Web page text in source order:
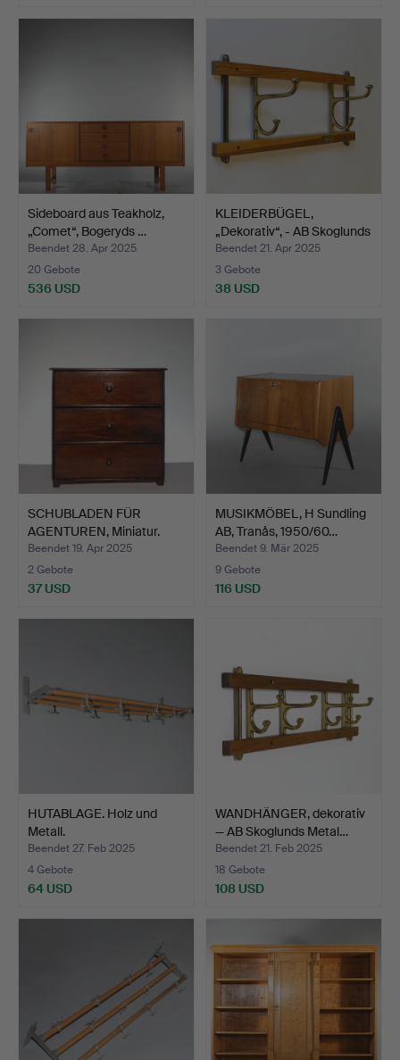
Sideboard aus Teakholz,
„Comet“, Bogeryds …
Beendet 28. Apr 2025
20 Gebote
536 USD
KLEIDERBÜGEL,
„Dekorativ“, - AB Skoglunds
…
Beendet 21. Apr 2025
3 Gebote
38 USD
SCHUBLADEN FÜR
AGENTUREN, Miniatur.
Beendet 19. Apr 2025
2 Gebote
37 USD
MUSIKMÖBEL, H Sundling
AB, Tranås, 1950/60…
Beendet 9. Mär 2025
9 Gebote
116 USD
HUTABLAGE. Holz und
Metall.
Beendet 27. Feb 2025
4 Gebote
64 USD
WANDHÄNGER, dekorativ
— AB Skoglunds Metal…
Beendet 21. Feb 2025
18 Gebote
108 USD